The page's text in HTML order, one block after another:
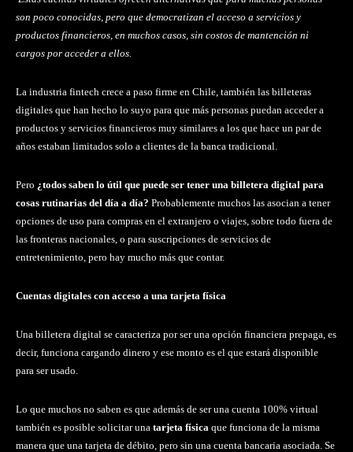
son poco conocidas, pero que democratizan el acceso a servicios y
productos financieros, en muchos casos, sin costos de mantención ni
cargos por acceder a ellos.
La industria fintech crece a paso firme en Chile, también las billeteras
digitales que han hecho lo suyo para que más personas puedan acceder a
productos y servicios financieros muy similares a los que hace un par de
años estaban limitados solo a clientes de la banca tradicional.
Pero ¿todos saben lo útil que puede ser tener una billetera digital para
cosas rutinarias del día a día? Probablemente muchos las asocian a tener
opciones de uso para compras en el extranjero o viajes, sobre todo fuera de
las fronteras nacionales, o para suscripciones de servicios de
entretenimiento, pero hay mucho más que contar.
Cuentas digitales con acceso a una tarjeta física
Una billetera digital se caracteriza por ser una opción financiera prepaga, es
decir, funciona cargando dinero y ese monto es el que estará disponible
para ser usado.
Lo que muchos no saben es que además de ser una cuenta 100% virtual
también es posible solicitar una tarjeta física que funciona de la misma
manera que una tarjeta de débito, pero sin una cuenta bancaria asociada. Se